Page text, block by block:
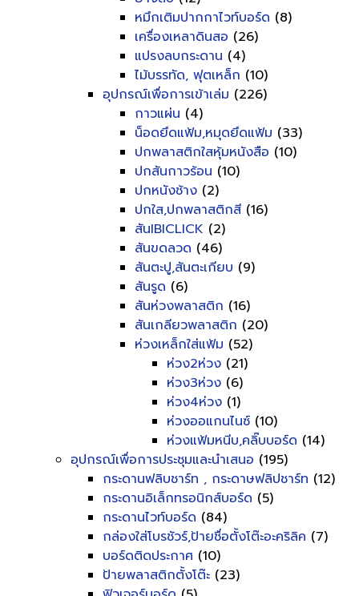
หมึกเติมปากกาไวท์บอร์ด (8)
เครื่องเหลาดินสอ (26)
แปรงลบกระดาน (4)
ไม้บรรทัด, ฟุตเหล็ก (10)
อุปกรณ์เพื่อการเข้าเล่ม (226)
กาวแผ่น (4)
น็อดยึดแฟ้ม,หมุดยึดแฟ้ม (33)
ปกพลาสติกใสหุ้มหนังสือ (10)
ปกสันกาวร้อน (10)
ปกหนังช้าง (2)
ปกใส,ปกพลาสติกสี (16)
สันIBICLICK (2)
สันขดลวด (46)
สันตะปู,สันตะเกียบ (9)
สันรูด (6)
สันห่วงพลาสติก (16)
สันเกลียวพลาสติก (20)
ห่วงเหล็กใส่แฟ้ม (52)
ห่วง2ห่วง (21)
ห่วง3ห่วง (6)
ห่วง4ห่วง (1)
ห่วงออแกนไนซ์ (10)
ห่วงแฟ้มหนีบ,คลิ๊บบอร์ด (14)
อุปกรณ์เพื่อการประชุมและนำเสนอ (195)
กระดานฟลิบชาร์ท , กระดาษฟลิปชาร์ท (12)
กระดานอิเล็กทรอนิกส์บอร์ด (5)
กระดานไวท์บอร์ด (84)
กล่องใส่โบรชัวร์,ป้ายชื่อตั้งโต๊ะอะคริลิค (7)
บอร์ดติดประกาศ (10)
ป้ายพลาสติกตั้งโต๊ะ (23)